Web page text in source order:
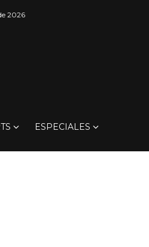
2026
ESPECIALES